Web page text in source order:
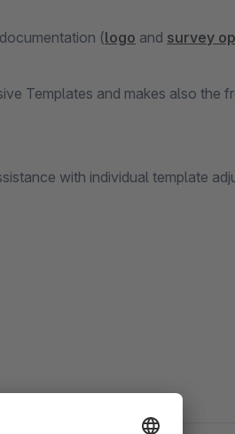
(logo and survey
Templates and makes also the
with individual template